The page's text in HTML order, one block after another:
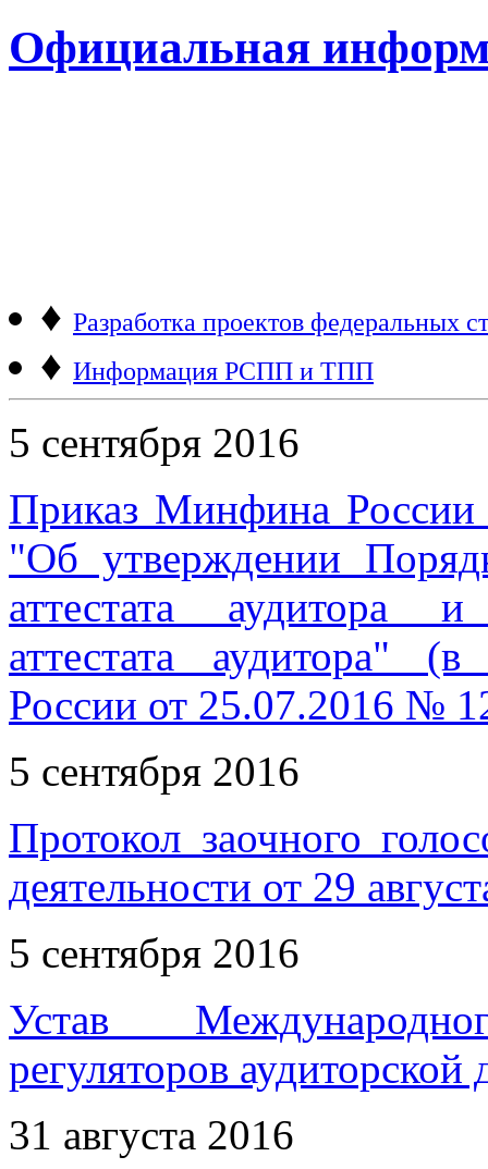
Официальная
♦ Разработка проектов федеральных
♦ Информация РСПП и ТПП
5 сентября 2016
Приказ Минфина
"Об утверждении
аттестата аудитора
аттестата аудитора"
России от 25.07.2016 №
5 сентября 2016
Протокол заочного
деятельности от 29
5 сентября 2016
Устав
регуляторов аудиторской
31 августа 2016